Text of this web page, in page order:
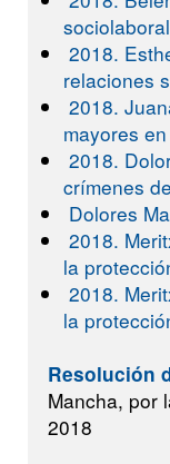
2018.
relaciones
2018.
mayores
2018.
crímenes
Dolores
2018.
la
2018.
la
Resolución
Mancha, por
2018